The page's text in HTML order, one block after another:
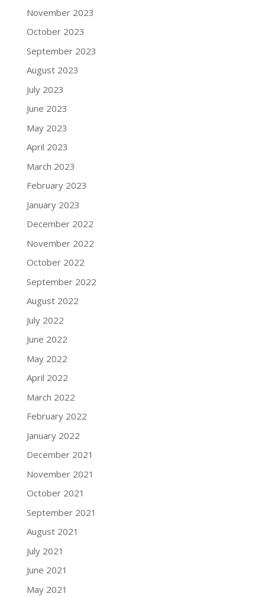
November 2023
October 2023
September 2023
August 2023
July 2023
June 2023
May 2023
April 2023
March 2023
February 2023
January 2023
December 2022
November 2022
October 2022
September 2022
August 2022
July 2022
June 2022
May 2022
April 2022
March 2022
February 2022
January 2022
December 2021
November 2021
October 2021
September 2021
August 2021
July 2021
June 2021
May 2021